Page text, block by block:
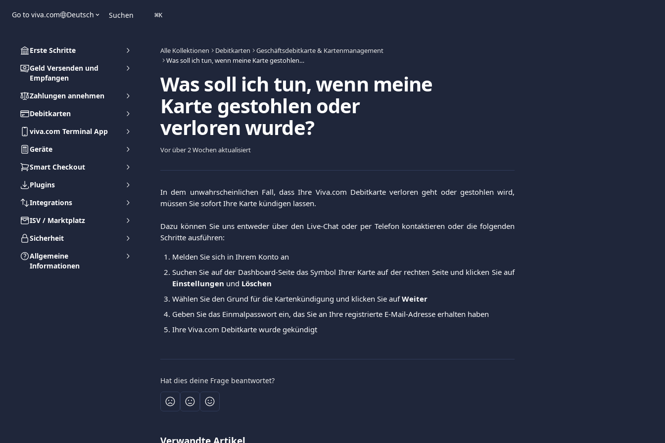
Go to viva.com Deutsch Suchen ⌘K
Erste Schritte
Geld Versenden und
Empfangen
Zahlungen annehmen
Debitkarten
viva.com Terminal App
Geräte
Smart Checkout
Plugins
Integrations
ISV / Marktplatz
Sicherheit
Allgemeine
Informationen
Alle Kollektionen Debitkarten
Geschäftsdebitkarte & Kartenmanagement
Was soll ich tun, wenn meine Karte gestohlen oder verloren wurde?
Was soll ich tun, wenn meine
Karte gestohlen oder
verloren wurde?
Vor über 2 Wochen aktualisiert
In dem unwahrscheinlichen Fall, dass Ihre Viva.com Debitkarte verloren geht oder gestohlen wird,
müssen Sie sofort Ihre Karte kündigen lassen.
Dazu können Sie uns entweder über den Live-Chat oder per Telefon kontaktieren oder die folgenden
Schritte ausführen:
Melden Sie sich in Ihrem Konto an
Suchen Sie auf der Dashboard-Seite das Symbol Ihrer Karte auf der rechten Seite und klicken Sie auf
Einstellungen und Löschen
Wählen Sie den Grund für die Kartenkündigung und klicken Sie aufWeiter
Geben Sie das Einmalpasswort ein, das Sie an Ihre registrierte E-Mail-Adresse erhalten haben
Ihre Viva.com Debitkarte wurde gekündigt
Hat dies deine Frage beantwortet?